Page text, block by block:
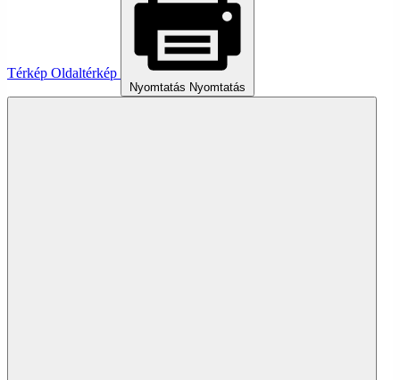
Térkép Oldaltérkép
Nyomtatás Nyomtatás